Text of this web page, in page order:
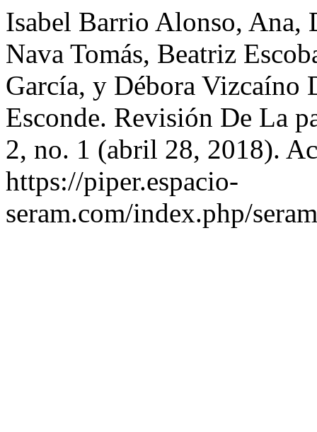
Isabel Barrio Alonso, Ana,
Nava Tomás, Beatriz
García, y Débora Vizcaíno
Esconde. Revisión De La
2, no. 1 (abril 28, 2018).
https://piper.espacio-
seram.com/index.php/